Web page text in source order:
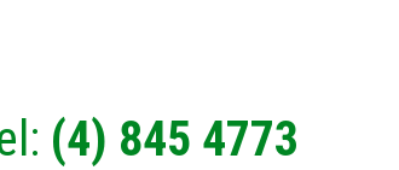
(4) 845 4773